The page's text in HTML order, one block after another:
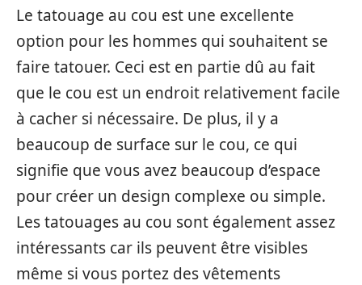
Le tatouage au cou est une excellente
option pour les hommes qui souhaitent se
faire tatouer. Ceci est en partie dû au fait
que le cou est un endroit relativement facile
à cacher si nécessaire. De plus, il y a
beaucoup de surface sur le cou, ce qui
signifie que vous avez beaucoup d’espace
pour créer un design complexe ou simple.
Les tatouages au cou sont également assez
intéressants car ils peuvent être visibles
même si vous portez des vêtements